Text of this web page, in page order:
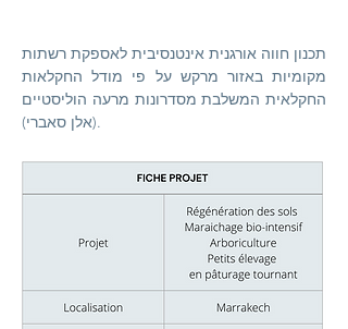
תכנון חווה אורגנית אינטנסיבית לאספקת רשתות
מקומיות באזור מרקש על פי מודל החקלאות
החקלאית המשלבתמסדרונות מרעה הוליסטיים
(אלן סאברי).